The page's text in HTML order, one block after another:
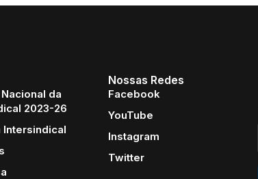
da
2023-26
Intersindical
Nossas Redes
Facebook
YouTube
Instagram
Twitter